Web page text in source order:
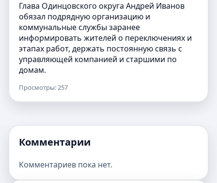
Глава Одинцовского округа Андрей Иванов
обязал подрядную организацию и
коммунальные службы заранее
информировать жителей о переключениях и
этапах работ, держать постоянную связь с
управляющей компанией и старшими по
домам.
Просмотры: 257
Комментарии
Комментариев пока нет.